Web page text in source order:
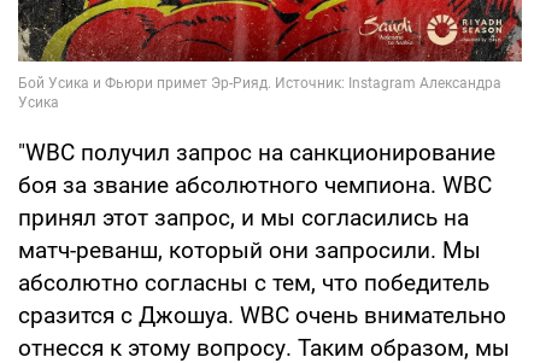
"WBC получил запрос на санкционирование
боя за звание абсолютного чемпиона. WBC
принял этот запрос, и мы согласились на
матч-реванш, который они запросили. Мы
абсолютно согласны с тем, что победитель
сразится с Джошуа. WBC очень внимательно
отнесся к этому вопросу. Таким образом, мы